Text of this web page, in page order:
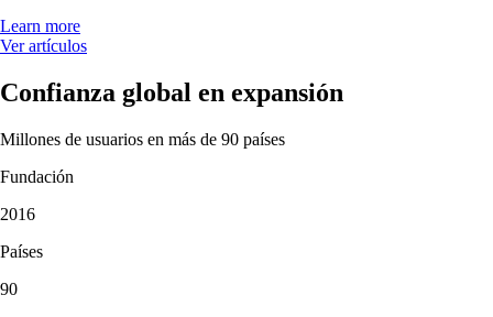
Learn more
Ver artículos
Confianza global en expansión
Millones de usuarios en más de 90 países
Fundación
2016
Países
90